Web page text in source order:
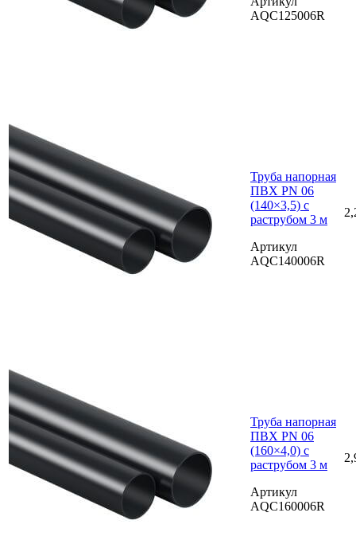
AQC125006R
Труба напорная
ПВХ PN 06
(140×3,5) с
раструбом 3 м
Артикул
AQC140006R
Труба напорная
ПВХ PN 06
(160×4,0) с
раструбом 3 м
Артикул
AQC160006R